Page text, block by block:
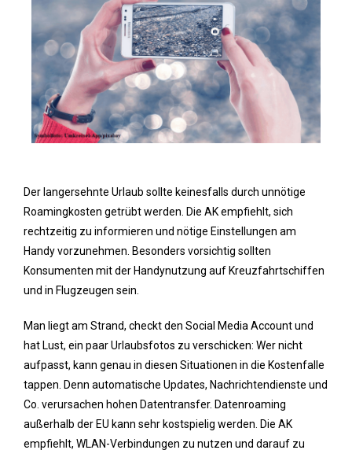
Der langersehnte Urlaub sollte keinesfalls durch unnötige
Roamingkosten getrübt werden. Die AK empfiehlt, sich
rechtzeitig zu informieren und nötige Einstellungen am
Handy vorzunehmen. Besonders vorsichtig sollten
Konsumenten mit der Handynutzung auf Kreuzfahrtschiffen
und in Flugzeugen sein.
Man liegt am Strand, checkt den Social Media Account und
hat Lust, ein paar Urlaubsfotos zu verschicken: Wer nicht
aufpasst, kann genau in diesen Situationen in die Kostenfalle
tappen. Denn automatische Updates, Nachrichtendienste und
Co. verursachen hohen Datentransfer. Datenroaming
außerhalb der EU kann sehr kostspielig werden. Die AK
empfiehlt, WLAN-Verbindungen zu nutzen und darauf zu